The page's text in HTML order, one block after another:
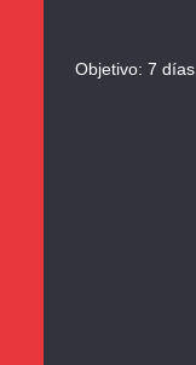
Objetivo: 7 días